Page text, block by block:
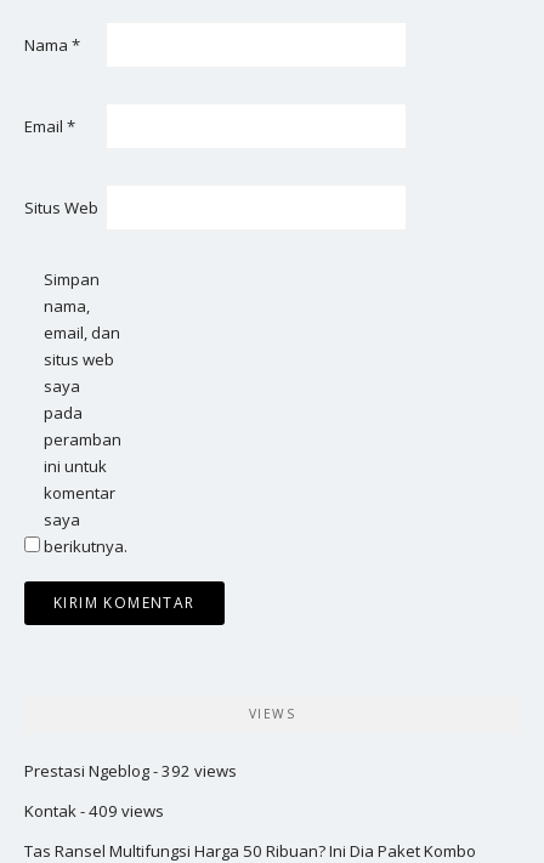
Nama *
Email *
Situs Web
Simpan
nama,
email, dan
situs web
saya
pada
peramban
ini untuk
komentar
saya
berikutnya.
VIEWS
Prestasi Ngeblog- 392 views
Kontak - 409 views
Tas Ransel Multifungsi Harga 50 Ribuan? Ini Dia Paket Kombo